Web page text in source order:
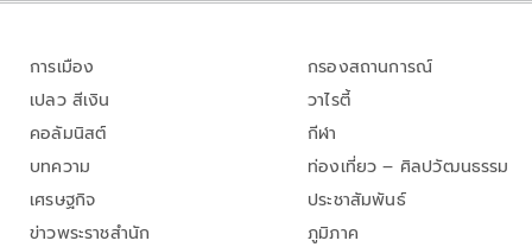
การเมือง
เปลว สีเงิน
คอลัมนิสต์
บทความ
เศรษฐกิจ
ข่าวพระราชสำนัก
กรองสถานการณ์
วาไรตี้
กีฬา
ท่องเที่ยว – ศิลปวัฒนธรรม
ประชาสัมพันธ์
ภูมิภาค